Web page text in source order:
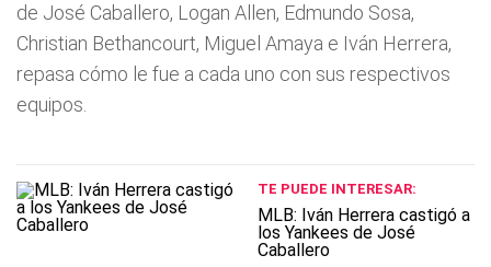
de José Caballero, Logan Allen, Edmundo Sosa,
Christian Bethancourt, Miguel Amaya e Iván Herrera,
repasa cómo le fue a cada uno con sus respectivos
equipos.
TE PUEDE INTERESAR:
MLB: Iván Herrera castigó a
los Yankees de José
Caballero